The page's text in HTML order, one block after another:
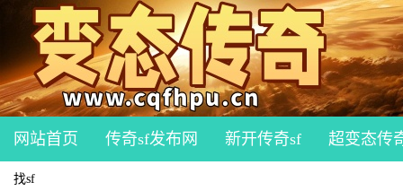
网站首页 传奇sf发布网 新开传奇sf 超变态传
找sf